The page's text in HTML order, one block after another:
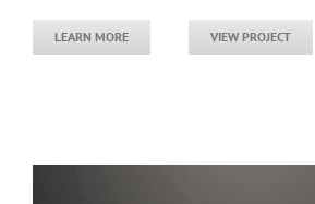
LEARN MORE VIEW PROJECT